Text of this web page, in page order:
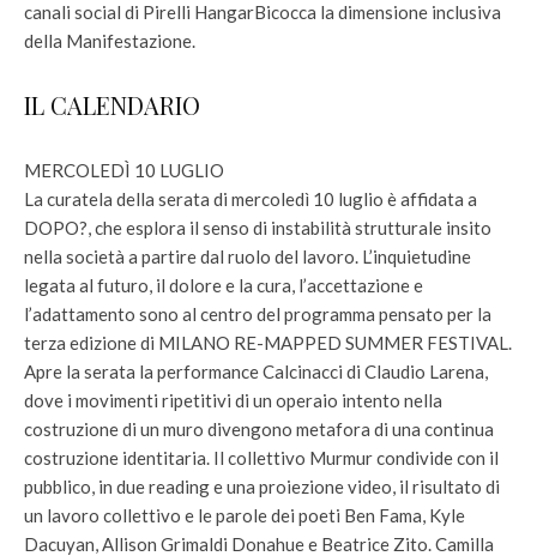
canali social di Pirelli HangarBicocca la dimensione inclusiva
della Manifestazione.
IL CALENDARIO
MERCOLEDÌ 10 LUGLIO
La curatela della serata di mercoledì 10 luglio è affidata a
DOPO?, che esplora il senso di instabilità strutturale insito
nella società a partire dal ruolo del lavoro. L’inquietudine
legata al futuro, il dolore e la cura, l’accettazione e
l’adattamento sono al centro del programma pensato per la
terza edizione di MILANO RE-MAPPED SUMMER FESTIVAL.
Apre la serata la performance Calcinacci di Claudio Larena,
dove i movimenti ripetitivi di un operaio intento nella
costruzione di un muro divengono metafora di una continua
costruzione identitaria. Il collettivo Murmur condivide con il
pubblico, in due reading e una proiezione video, il risultato di
un lavoro collettivo e le parole dei poeti Ben Fama, Kyle
Dacuyan, Allison Grimaldi Donahue e Beatrice Zito. Camilla